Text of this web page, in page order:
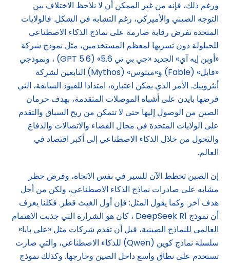
ورغم ذلك، فإنه من غير الممكن أن لا نلاحظ الاختلاف بين
التوجه الصيني والأميركي، رغم التشابه في الشكل. فالولايات
المتحدة تفرض رقابة صارمة على نماذج الذكاء الاصطناعي
للحيلولة دون تسربها لمعظم المستخدمين، مثل نموذج شركة
«أوبن إيه آي» الجديد «جي بي تي 5.6» (GPT 5.6) ، ونموذجي
«فابل» (Fable) و»ميثوس» (Mythos) التابعين لشركة
أنثروبيك. الأمر الذي يمكن اعتباره، امتدادا للقيود السابقة، التي
فرضها بايدن على أشباه الموصلات المتقدمة، بهدف حرمان
الصين من الوصول إليها حتى لا تتمكن من ربح السباق والتقدم
على الولايات المتحدة في مجال الفضاء والاتصالات والدفاع
والتحول من خلال الذكاء الاصطناعي إلى أكبر اقتصاد في
العالم.
إن الصين تخطط الآن للسير في نفس الاتجاه، وفرض حظر
مشابه على صادرات نماذج الذكاء الاصطناعي، ولكن من أجل
هدف آخر. وكما يقول المثل: فإن أول الغيث قطر. فكلنا يعرف
أن نموذج DeepSeek R1 ، كان هو الشرارة التي جذبت الاهتمام
العالمي للنماذج الصينية، قبل أن تقدم شركات مثل «علي بابا»
سلسلة نماذج كوين (Qwen) للذكاء الاصطناعي، والتي صارت
تستخدم على نطاق واسع داخل الصين وخارجها. وكذلك نموذج